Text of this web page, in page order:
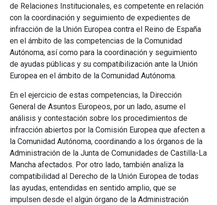
de Relaciones Institucionales, es competente en relación
con la coordinación y seguimiento de expedientes de
infracción de la Unión Europea contra el Reino de España
en el ámbito de las competencias de la Comunidad
Autónoma, así como para la coordinación y seguimiento
de ayudas públicas y su compatibilización ante la Unión
Europea en el ámbito de la Comunidad Autónoma.
En el ejercicio de estas competencias, la Dirección
General de Asuntos Europeos, por un lado, asume el
análisis y contestación sobre los procedimientos de
infracción abiertos por la Comisión Europea que afecten a
la Comunidad Autónoma, coordinando a los órganos de la
Administración de la Junta de Comunidades de Castilla-La
Mancha afectados. Por otro lado, también analiza la
compatibilidad al Derecho de la Unión Europea de todas
las ayudas, entendidas en sentido amplio, que se
impulsen desde el algún órgano de la Administración